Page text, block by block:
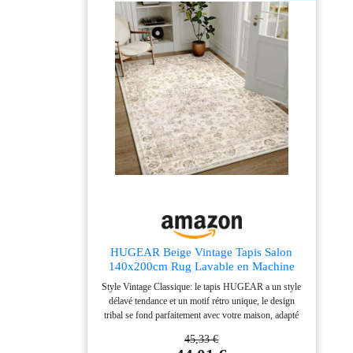
sécurité. Il suffit de le déballer et de le dérouler pour en
profiter ! Lavable à 30 degrés avec un programme
linge délicat sans essorage avec une lessive spéciale
linge délicat : aussi souvent que nécessaire, aussi
rarement que possible - les tapis lavables ne doivent
pas être lavés trop souvent en machine
HUGEAR Beige Vintage Tapis Salon
140x200cm Rug Lavable en Machine
Style Vintage Classique: le tapis HUGEAR a un style
délavé tendance et un motif rétro unique, le design
tribal se fond parfaitement avec votre maison, adapté
la buanderie, à l'entrée, à la chambre d'enfant, à la salle
45,33 €